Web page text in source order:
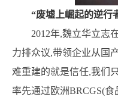
“废墟上崛起的逆行
2012年,魏立华立志
力排众议,带领企业从国
难重建的就是信任,我们
率先通过欧洲BRCGS(